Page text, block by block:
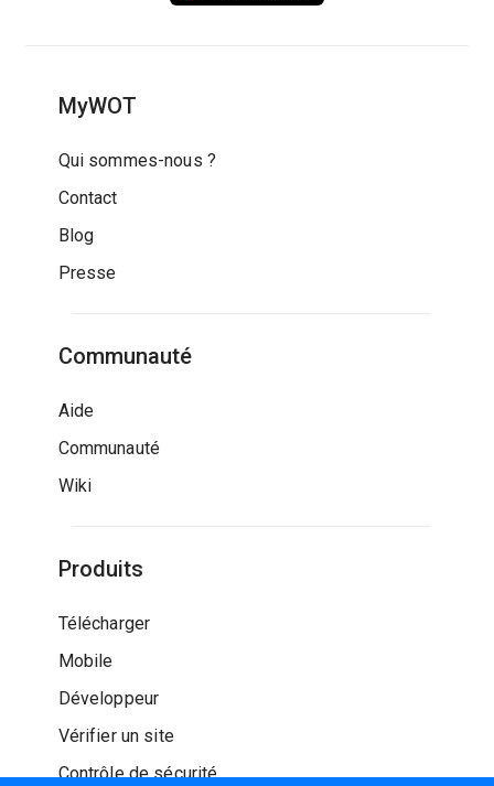
MyWOT
Qui sommes-nous ?
Contact
Blog
Presse
Communauté
Aide
Communauté
Wiki
Produits
Télécharger
Mobile
Développeur
Vérifier un site
Contrôle de sécurité